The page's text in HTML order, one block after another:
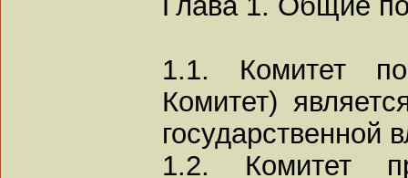
1.1. Комитет
Комитет)
государственной
1.2. Комитет